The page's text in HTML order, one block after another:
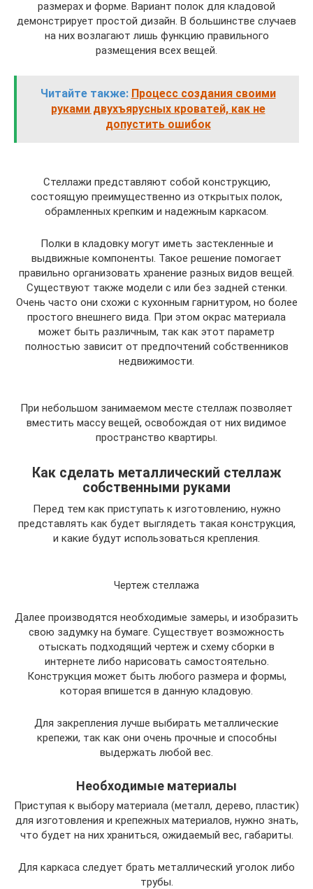
размерах и форме. Вариант полок для кладовой
демонстрирует простой дизайн. В большинстве случаев
на них возлагают лишь функцию правильного
размещения всех вещей.
Читайте также: Процесс создания своими
руками двухъярусных кроватей, как не
допустить ошибок
Стеллажи представляют собой конструкцию,
состоящую преимущественно из открытых полок,
обрамленных крепким и надежным каркасом.
Полки в кладовку могут иметь застекленные и
выдвижные компоненты. Такое решение помогает
правильно организовать хранение разных видов вещей.
Существуют также модели с или без задней стенки.
Очень часто они схожи с кухонным гарнитуром, но более
простого внешнего вида. При этом окрас материала
может быть различным, так как этот параметр
полностью зависит от предпочтений собственников
недвижимости.
При небольшом занимаемом месте стеллаж позволяет
вместить массу вещей, освобождая от них видимое
пространство квартиры.
Как сделать металлический стеллаж
собственными руками
Перед тем как приступать к изготовлению, нужно
представлять как будет выглядеть такая конструкция,
и какие будут использоваться крепления.
Чертеж стеллажа
Далее производятся необходимые замеры, и изобразить
свою задумку на бумаге. Существует возможность
отыскать подходящий чертеж и схему сборки в
интернете либо нарисовать самостоятельно.
Конструкция может быть любого размера и формы,
которая впишется в данную кладовую.
Для закрепления лучше выбирать металлические
крепежи, так как они очень прочные и способны
выдержать любой вес.
Необходимые материалы
Приступая к выбору материала (металл, дерево, пластик)
для изготовления и крепежных материалов, нужно знать,
что будет на них храниться, ожидаемый вес, габариты.
Для каркаса следует брать металлический уголок либо
трубы.